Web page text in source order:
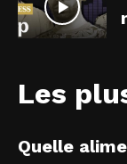
Les
Quelle